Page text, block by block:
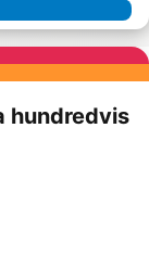
hundredvis